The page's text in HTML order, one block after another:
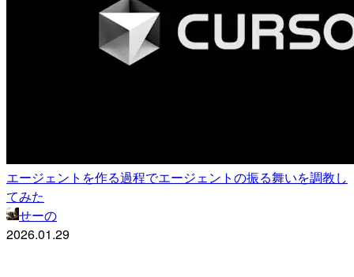
エージェントを作る過程でエージェントの振る舞いを調教し
てみた
せーの
2026.01.29